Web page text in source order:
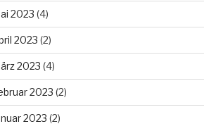
2023 (4)
2023 (2)
2023 (4)
2023 (2)
2023 (2)